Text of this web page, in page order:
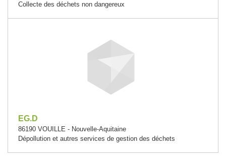
Collecte des déchets non dangereux
EG.D
86190 VOUILLE - Nouvelle-Aquitaine
Dépollution et autres services de gestion des déchets